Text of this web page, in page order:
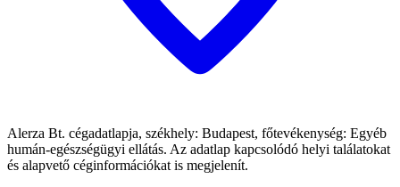
Alerza Bt. cégadatlapja, székhely: Budapest, főtevékenység: Egyéb
humán-egészségügyi ellátás. Az adatlap kapcsolódó helyi találatokat
és alapvető céginformációkat is megjelenít.